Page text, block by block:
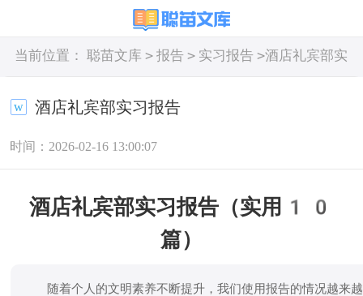
当前位置： 聪苗文库 > 报告 > 实习报告 >酒店礼宾部实
酒店礼宾部实习报告
时间：2026-02-16 13:00:07
酒店礼宾部实习报告（实用10
篇）
随着个人的文明素养不断提升，我们使用报告的情况越来越